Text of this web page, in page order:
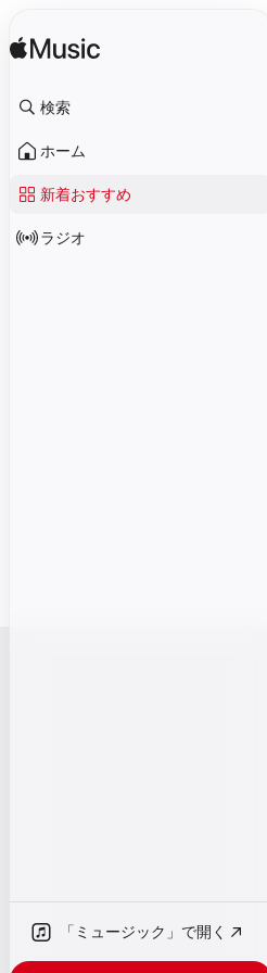
検索
ホーム
新着おすすめ
ラジオ
「ミュージック」で開く